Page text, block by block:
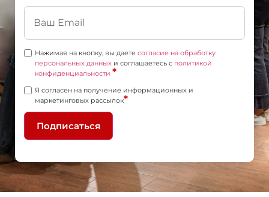
Нажимая на кнопку, вы даете согласие на обработку
персональных данных и соглашаетесь c политикой
конфиденциальности *
Я согласен на получение информационных и
маркетинговых рассылок*
Подписаться